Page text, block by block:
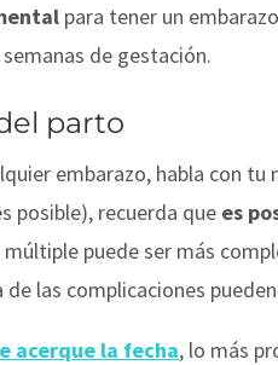
para tener un
de gestación.
parto
embarazo, habla con
posible), recuerda que es
puede ser más
de las complicaciones
acerque la fecha, lo más